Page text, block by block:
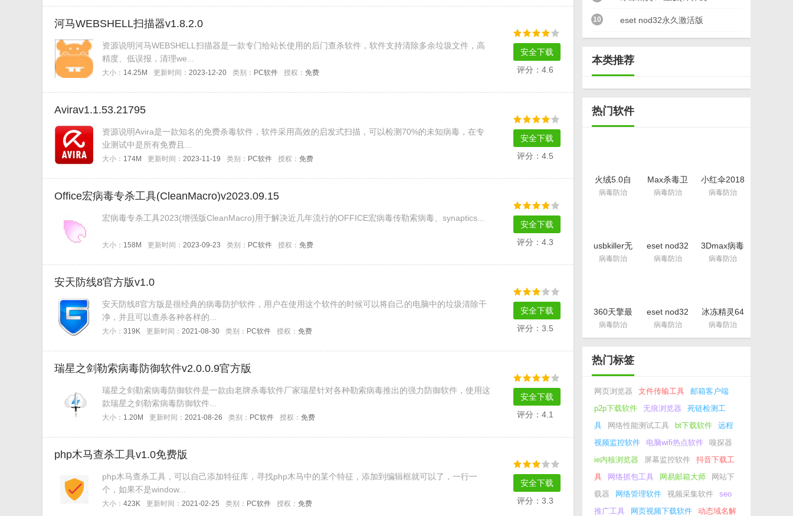
河马WEBSHELL扫描器v1.8.2.0
资源说明河马WEBSHELL扫描器是一款专门给站长使用的后门查杀软件，软件支持清除多余垃圾文件，高
精度、低误报，清理we...
大小： 14.25M 更新时间： 2023-12-20 类别： PC软件 授权： 免费
安全下载
评分：4.6
Avirav1.1.53.21795
资源说明Avira是一款知名的免费杀毒软件，软件采用高效的启发式扫描，可以检测70%的未知病毒，在专
业测试中是所有免费且...
大小： 174M 更新时间： 2023-11-19 类别： PC软件 授权： 免费
安全下载
评分：4.5
Office宏病毒专杀工具(CleanMacro)v2023.09.15
宏病毒专杀工具2023(增强版CleanMacro)用于解决近几年流行的OFFICE宏病毒传勒索病毒、synaptics...
大小： 158M 更新时间： 2023-09-23 类别： PC软件 授权： 免费
安全下载
评分：4.3
安天防线8官方版v1.0
安天防线8官方版是很经典的病毒防护软件，用户在使用这个软件的时候可以将自己的电脑中的垃圾清除干
净，并且可以查杀各种各样的...
大小： 319K 更新时间： 2021-08-30 类别： PC软件 授权： 免费
安全下载
评分：3.5
瑞星之剑勒索病毒防御软件v2.0.0.9官方版
瑞星之剑勒索病毒防御软件是一款由老牌杀毒软件厂家瑞星针对各种勒索病毒推出的强力防御软件，使用这
款瑞星之剑勒索病毒防御软件...
大小： 1.20M 更新时间： 2021-08-26 类别： PC软件 授权： 免费
安全下载
评分：4.1
php木马查杀工具v1.0免费版
php木马查杀工具，可以自己添加特征库，寻找php木马中的某个特征，添加到编辑框就可以了，一行一
个，如果不是window...
大小： 423K 更新时间： 2021-02-25 类别： PC软件 授权： 免费
安全下载
评分：3.3
特别版
户名和密码2018.9月更
新
3Dmax病毒清理大师
(3D模型的病毒防治)
v1.0 免费版
(扫描修复含震网三代95
个补丁) v1.0.1.2830 官
方版
eset nod32在线用户名
保护系统工具) 完美版
10
eset nod32永久激活版
简体中文免费版
本类推荐
热门软件
火绒5.0自
定义规则(火
绒导入规则
病毒防治
Max杀毒卫
士完美版(电
脑病毒查
病毒防治
小红伞2018
激活码(所有
版本通用秘
病毒防治
usbkiller无
需注册码版
(usbkiller企
病毒防治
eset nod32
9.0最新用
户名和密码
病毒防治
3Dmax病毒
清理大师
(3D模型的
病毒防治
360天擎最
新漏洞补丁
库(扫描修复
含震网三代
95个补丁)
v1.0.1.2830
官方版
病毒防治
eset nod32
在线用户名
密码转许可
证密钥工具
官方版
病毒防治
冰冻精灵64
位版(计算机
保护系统工
具) 完美版
病毒防治
热门标签
网页浏览器 文件传输工具
邮箱客户端
p2p下载软件
无痕浏览器
死链检测工
具
网络性能测试工具 bt下载软件
远程
视频监控软件
电脑wifi热点软件
嗅探器
ie内核浏览器
屏幕监控软件
抖音下载工
具
网络抓包工具 网易邮箱大师
网站下
载器
网络管理软件 视频采集软件
seo
推广工具
网页视频下载软件
动态域名解